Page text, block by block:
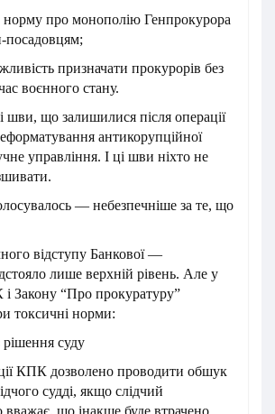
норму про монополію Генпрокурора
посадовцям;
призначати прокурорів без
воєнного стану.
шви, що залишилися після операції
антикорупційної
управління. І ці шви ніхто не
— небезпечніше за те, що
відступу Банкової —
лише верхній рівень. Але у
Закону “Про прокуратуру”
токсичні норми:
суду
КПК дозволено проводити обшук
судді, якщо слідчий